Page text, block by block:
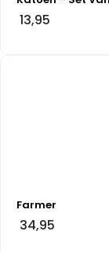
13,95
Farmer
34,95